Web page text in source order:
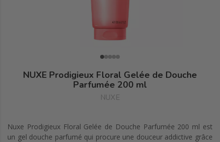
NUXE Prodigieux Floral Gelée de Douche
Parfumée 200 ml
NUXE
Nuxe Prodigieux Floral Gelée de Douche Parfumée 200 ml est
un gel douche parfumé qui procure une douceur addictive grâce